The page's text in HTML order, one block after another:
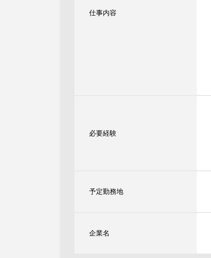
仕事内容
必要経験
予定勤務地
企業名